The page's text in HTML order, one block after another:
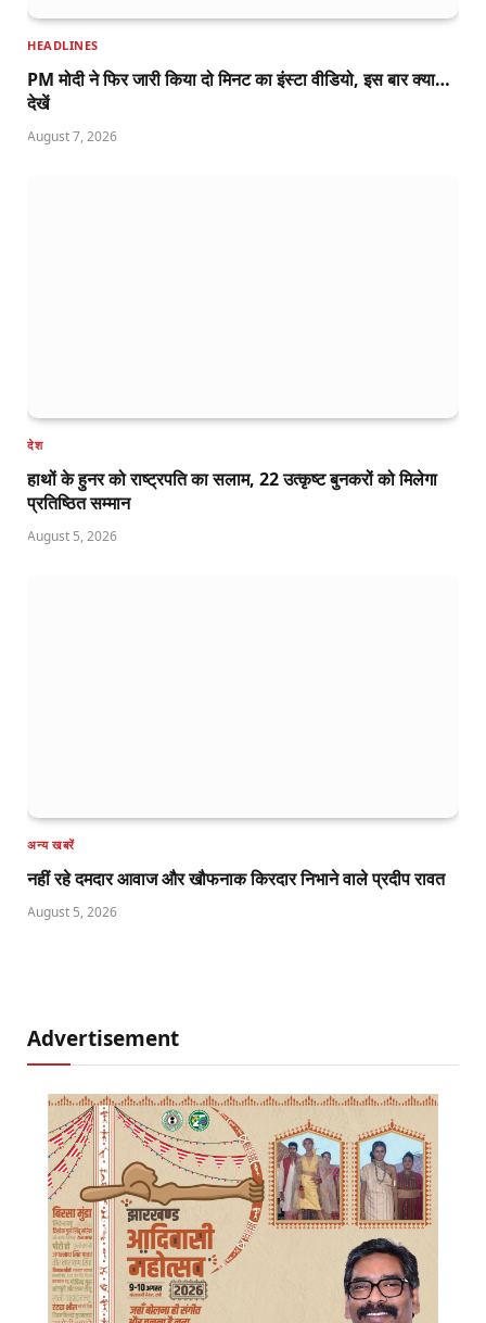
HEADLINES
PM मोदी ने फिर जारी किया दो मिनट का इंस्टा वीडियो, इस बार क्या…
देखें
August 7, 2026
देश
हाथों के हुनर को राष्ट्रपति का सलाम, 22 उत्कृष्ट बुनकरों को मिलेगा
प्रतिष्ठित सम्मान
August 5, 2026
अन्य खबरें
नहीं रहे दमदार आवाज और खौफनाक किरदार निभाने वाले प्रदीप रावत
August 5, 2026
Advertisement